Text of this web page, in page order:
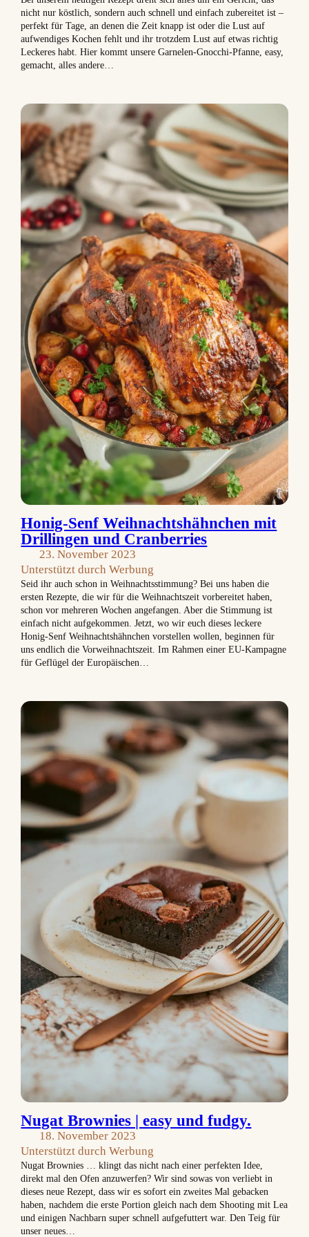
nicht nur köstlich, sondern auch schnell und einfach zubereitet ist –
perfekt für Tage, an denen die Zeit knapp ist oder die Lust auf
aufwendiges Kochen fehlt und ihr trotzdem Lust auf etwas richtig
Leckeres habt. Hier kommt unsere Garnelen-Gnocchi-Pfanne, easy,
gemacht, alles andere…
Honig-Senf Weihnachtshähnchen mit
Drillingen und Cranberries
23. November 2023
Unterstützt durch Werbung
Seid ihr auch schon in Weihnachtsstimmung? Bei uns haben die
ersten Rezepte, die wir für die Weihnachtszeit vorbereitet haben,
schon vor mehreren Wochen angefangen. Aber die Stimmung ist
einfach nicht aufgekommen. Jetzt, wo wir euch dieses leckere
Honig-Senf Weihnachtshähnchen vorstellen wollen, beginnen für
uns endlich die Vorweihnachtszeit. Im Rahmen einer EU-Kampagne
für Geflügel der Europäischen…
Nugat Brownies | easy und fudgy.
18. November 2023
Unterstützt durch Werbung
Nugat Brownies … klingt das nicht nach einer perfekten Idee,
direkt mal den Ofen anzuwerfen? Wir sind sowas von verliebt in
dieses neue Rezept, dass wir es sofort ein zweites Mal gebacken
haben, nachdem die erste Portion gleich nach dem Shooting mit Lea
und einigen Nachbarn super schnell aufgefuttert war. Den Teig für
unser neues…